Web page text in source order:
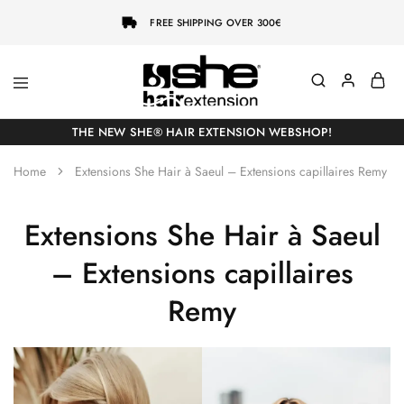
FREE SHIPPING OVER 300€
She-
Hairextensions
Socap
Premium
Hair
THE NEW SHE® HAIR EXTENSION WEBSHOP!
Home Extensions She Hair à Saeul – Extensions capillaires Remy
Extensions She Hair à Saeul
– Extensions capillaires
Remy